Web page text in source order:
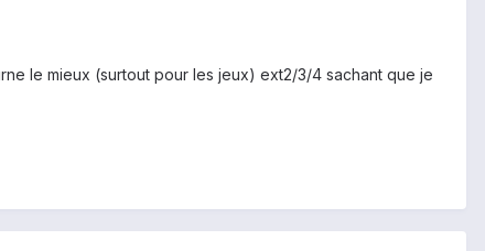
le mieux (surtout pour les jeux) ext2/3/4 sachant que je